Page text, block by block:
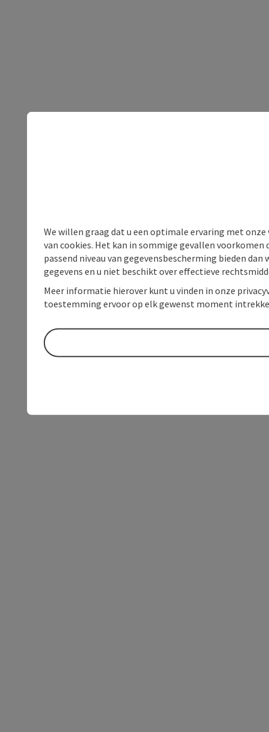
We willen graag dat u een optimale ervaring met
van cookies. Het kan in sommige gevallen voorkomen
passend niveau van gegevensbescherming bieden
gegevens en u niet beschikt over effectieve
Meer informatie hierover kunt u vinden in onze
toestemming ervoor op elk gewenst moment